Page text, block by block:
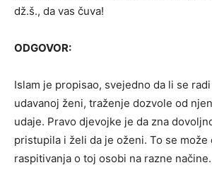
dž.š., da vas čuva!
ODGOVOR:
Islam je propisao, svejedno da li se
udavanoj ženi, traženje dozvole od
udaje. Pravo djevojke je da zna
pristupila i želi da je oženi. To se
raspitivanja o toj osobi na razne